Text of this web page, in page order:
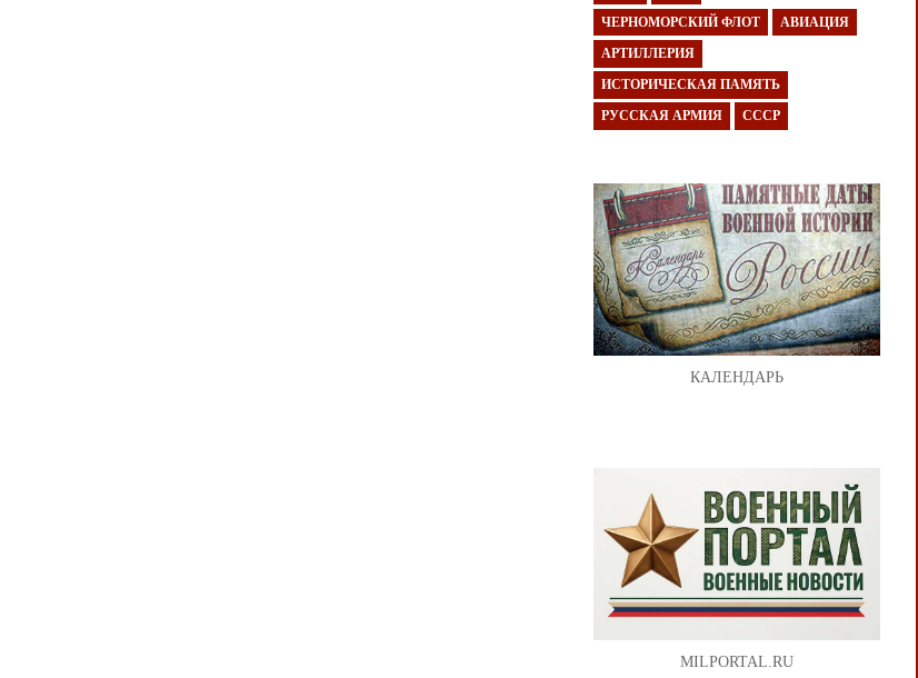
ЧЕРНОМОРСКИЙ ФЛОТ АВИАЦИЯ
АРТИЛЛЕРИЯ
ИСТОРИЧЕСКАЯ ПАМЯТЬ
РУССКАЯ АРМИЯ СССР
КАЛЕНДАРЬ
MILPORTAL.RU